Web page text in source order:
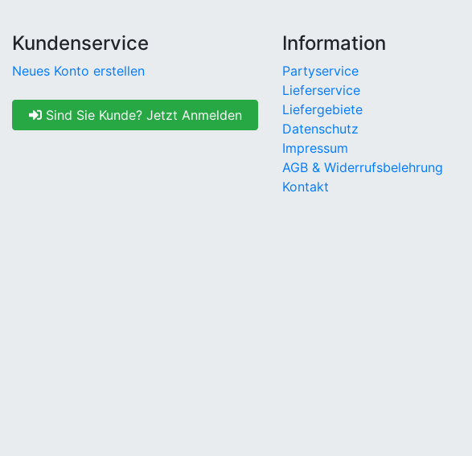
Kundenservice
Neues Konto erstellen
Sind Sie Kunde? Jetzt Anmelden
Information
Partyservice
Lieferservice
Liefergebiete
Datenschutz
Impressum
AGB & Widerrufsbelehrung
Kontakt